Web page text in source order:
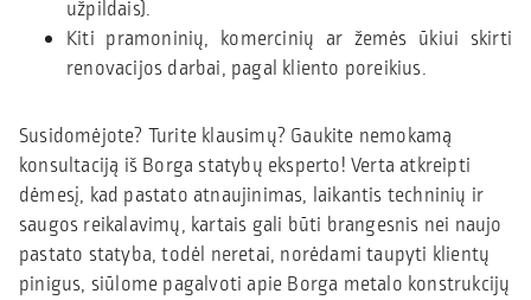
užpildais).
Kiti pramoninių, komercinių ar žemės ūkiui skirti
renovacijos darbai, pagal kliento poreikius.
Susidomėjote? Turite klausimų? Gaukite nemokamą
konsultaciją iš Borga statybų eksperto! Verta atkreipti
dėmesį, kad pastato atnaujinimas, laikantis techninių ir
saugos reikalavimų, kartais gali būti brangesnis nei naujo
pastato statyba, todėl neretai, norėdami taupyti klientų
pinigus, siūlome pagalvoti apie Borga metalo konstrukcijų